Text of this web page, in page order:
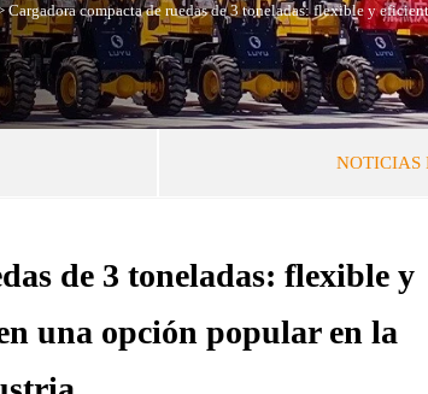
Cargadora compacta de ruedas de 3 toneladas: flexible y
NOTICIAS
de 3 toneladas: flexible y
una opción popular en la